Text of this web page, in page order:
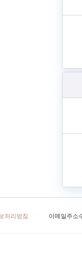
처리방침 이메일주소